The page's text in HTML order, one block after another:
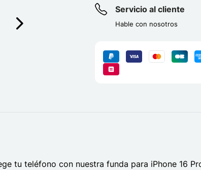
Servicio al cliente
Hable con nosotros
tu teléfono con nuestra funda para iPhone 16